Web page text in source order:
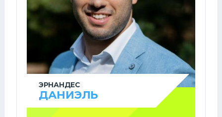
ЭРНАНДЕС
ДАНИЭЛЬ